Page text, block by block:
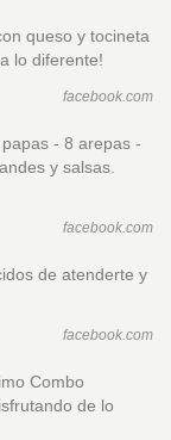
queso y tocineta
lo diferente!
facebook.com
- 8 arepas -
y salsas.
facebook.com
de atenderte y
facebook.com
Combo
de lo